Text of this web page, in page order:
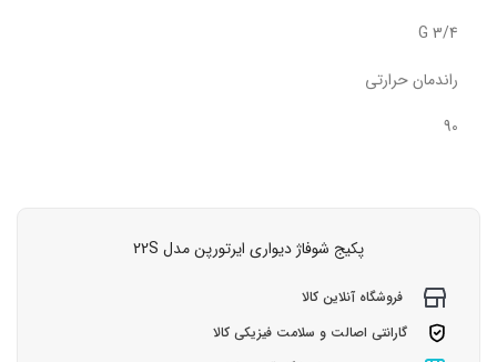
G 3/4
راندمان حرارتی
90
پکیج شوفاژ دیواری ایرتورپن مدل 22S
فروشگاه آنلاین کالا
گارانتی اصالت و سلامت فیزیکی کالا